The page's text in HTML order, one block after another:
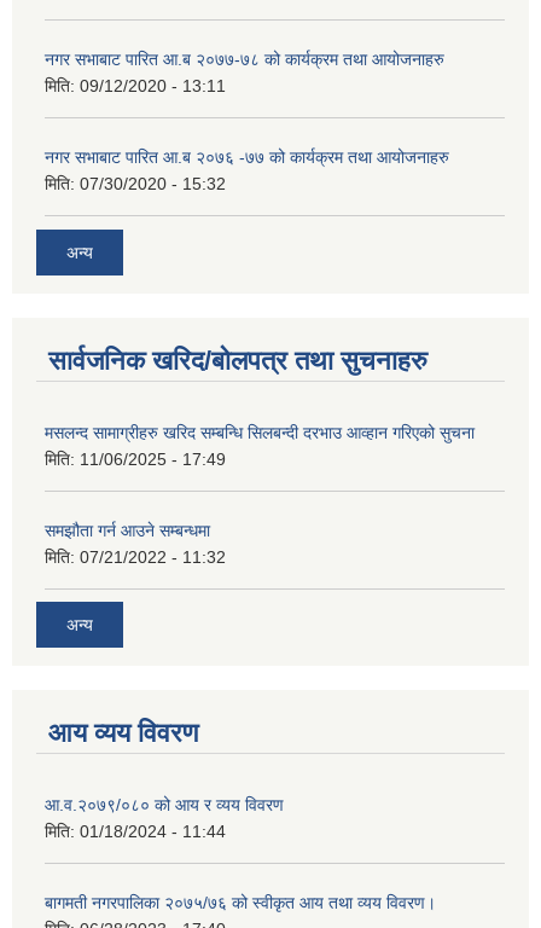
नगर सभाबाट पारित आ.ब २०७७-७८ को कार्यक्रम तथा आयोजनाहरु
मिति: 09/12/2020 - 13:11
नगर सभाबाट पारित आ.ब २०७६ -७७ को कार्यक्रम तथा आयोजनाहरु
मिति: 07/30/2020 - 15:32
अन्य
सार्वजनिक खरिद/बोलपत्र तथा सुचनाहरु
मसलन्द सामाग्रीहरु खरिद सम्बन्धि सिलबन्दी दरभाउ आव्हान गरिएको सुचना
मिति: 11/06/2025 - 17:49
समझौता गर्न आउने सम्बन्धमा
मिति: 07/21/2022 - 11:32
अन्य
आय व्यय विवरण
आ.व.२०७९/०८० को आय र व्यय विवरण
मिति: 01/18/2024 - 11:44
बागमती नगरपालिका २०७५/७६ को स्वीकृत आय तथा व्यय विवरण।